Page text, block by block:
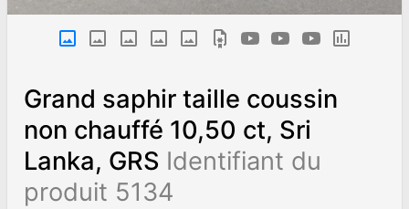
Grand saphir taille coussin
non chauffé 10,50 ct, Sri
Lanka, GRS Identifiant du
produit 5134